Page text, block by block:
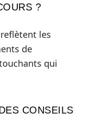
?
les
de
qui
CONSEILS